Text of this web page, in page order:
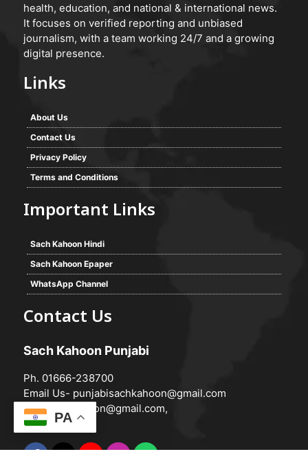
health, education, and national & international news.
It focuses on verified reporting and unbiased
journalism, with a team working 24/7 and a growing
digital presence.
Links
About Us
Contact Us
Privacy Policy
Terms and Conditions
Important Links
Sach Kahoon Hindi
Sach Kahoon Epaper
WhatsApp Channel
Contact Us
Sach Kahoon Punjabi
Ph. 01666-238700
Email Us- punjabisachkahoon@gmail.com
hindisachkahoon@gmail.com,
PA